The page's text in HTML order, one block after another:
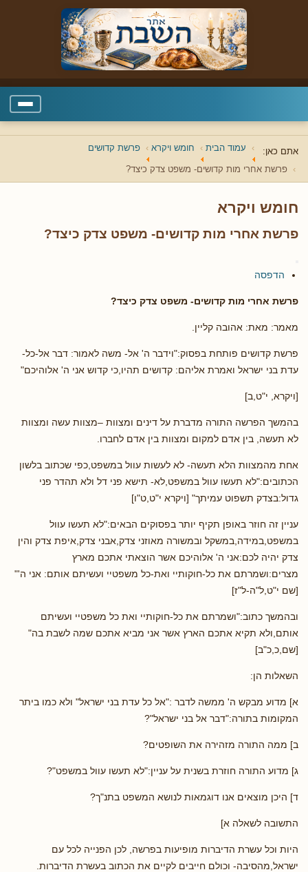
אתם כאן: עמוד הבית חומש ויקרא פרשת קדושים
פרשת אחרי מות קדושים- משפט צדק כיצד?
חומש ויקרא
פרשת אחרי מות קדושים- משפט צדק כיצד?
הדפסה
פרשת אחרי מות קדושים- משפט צדק כיצד?
מאמר: מאת: אהובה קליין.
פרשת קדושים פותחת בפסוק:"וידבר ה' אל- משה לאמור: דבר אל-כל-
עדת בני ישראל ואמרת אליהם: קדושים תהיו,כי קדוש אני ה' אלוהיכם"
[ויקרא, י"ט,ב]
בהמשך הפרשה התורה מדברת על דינים ומצוות –מצוות עשה ומצוות
לא תעשה, בין אדם למקום ומצוות בין אדם לחברו.
אחת מהמצוות הלא תעשה- לא לעשות עוול במשפט,כפי שכתוב בלשון
הכתובים:"לא תעשו עוול במשפט,לא- תישא פני דל ולא תהדר פני
גדול:בצדק תשפוט עמיתך" [ויקרא י"ט,ט"ו]
עניין זה חוזר באופן תקיף יותר בפסוקים הבאים:"לא תעשו עוול
במשפט,במידה,במשקל ובמשורה מאוזני צדק,אבני צדק,איפת צדק והין
צדק יהיה לכם:אני ה' אלוהיכם אשר הוצאתי אתכם מארץ
מצרים:ושמרתם את כל-חוקותיי ואת-כל משפטיי ועשיתם אותם: אני ה'"
[שם י"ט,ל"ה-ל"ז]
ובהמשך כתוב:"ושמרתם את כל-חוקותיי ואת כל משפטיי ועשיתם
אותם,ולא תקיא אתכם הארץ אשר אני מביא אתכם שמה לשבת בה"
[שם,כ,כ"ב]
השאלות הן:
א] מדוע מבקש ה' ממשה לדבר :"אל כל עדת בני ישראל" ולא כמו ביתר
המקומות בתורה:"דבר אל בני ישראל"?
ב] ממה התורה מזהירה את השופטים?
ג] מדוע התורה חוזרת בשנית על עניין:"לא תעשו עוול במשפט"?
ד] היכן מוצאים אנו דוגמאות לנושא המשפט בתנ"ך?
התשובה לשאלה א]
היות וכל עשרת הדיברות מופיעות בפרשה, לכן הפנייה לכל עם
ישראל,מהסיבה- וכולם חייבים לקיים את הכתוב בעשרת הדיברות.